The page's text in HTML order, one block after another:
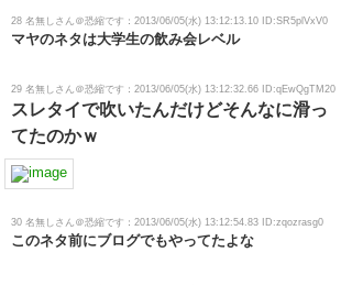
28 名無しさん＠恐縮です：2013/06/05(水) 13:12:13.10 ID:SR5plVxV0
マヤのネタは大学生の飲み会レベル
29 名無しさん＠恐縮です：2013/06/05(水) 13:12:32.66 ID:qEwQgTM20
スレタイで吹いたんだけどそんなに滑っ
てたのかｗ
30 名無しさん＠恐縮です：2013/06/05(水) 13:12:54.83 ID:zqozrasg0
このネタ前にブログでもやってたよな